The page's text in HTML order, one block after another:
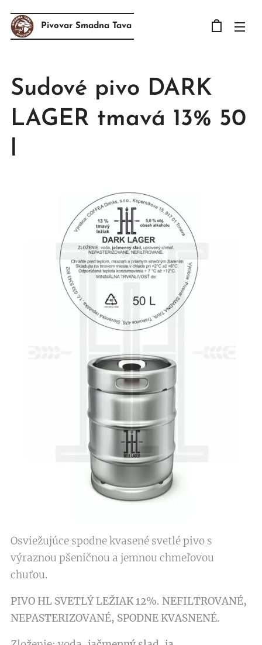
Pivovar Smadna Tava
Sudové pivo DARK
LAGER tmavá 13% 50
l
Osviežujúce spodne kvasené svetlé pivo s
výraznou pšeničnou a jemnou chmeľovou
chuťou.
PIVO HL SVETLÝ LEŽIAK 12%. NEFILTROVANÉ,
NEPASTERIZOVANÉ, SPODNE KVASNENÉ.